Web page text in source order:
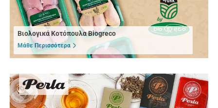
Βιολογικά Κοτόπουλα Biogreco
Μάθε Περισσότερα